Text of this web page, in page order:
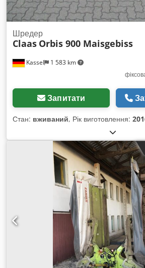
Kassel 1 583 km
Шредер
Claas Orbis 900 Maisgebiss
Запитати
Стан: вживаний, Рік виготовлення: